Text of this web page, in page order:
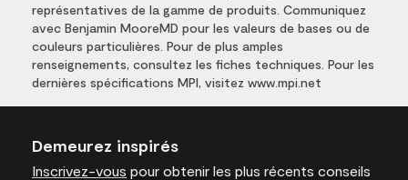
représentatives de la gamme de produits. Communiquez
avec Benjamin MooreMD pour les valeurs de bases ou de
couleurs particulières. Pour de plus amples
renseignements, consultez les fiches techniques. Pour les
dernières spécifications MPI, visitez www.mpi.net
Demeurez inspirés
Inscrivez-vous pour obtenir les plus récents conseils